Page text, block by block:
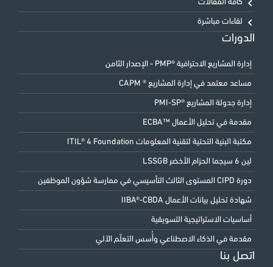
كافة المقالات
لقاءات مباشرة
الدورات
إدارة المشاريع الاحترافية ®PMP - الإصدار الثامن
مساعد معتمد في إدارة المشاريع ® CAPM
إدارة جدولة المشاريع ®PMI-SP
مقدمة في تحليل الأعمال ™ECBA
مكتبة البنية التحتية لتقنية المعلومات ITIL® 4 Foundation
لين 6 سيجما الحزام الأخضر LSSGB
دورة CIPD المستوى الثالث التأسيسي في ممارسة شؤون الموظفين
شهادة تحليل بيانات الأعمال IIBA®-CBDA
أساسيات الاستراتيجية التسويقية
مقدمة في الذكاء الاصطناعي وأُسس التعلّم الآلي
اتصل بنا